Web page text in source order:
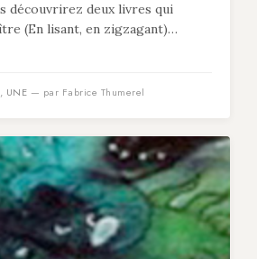
découvrirez deux livres qui
(En lisant, en zigzagant)…
, UNE — par Fabrice Thumerel